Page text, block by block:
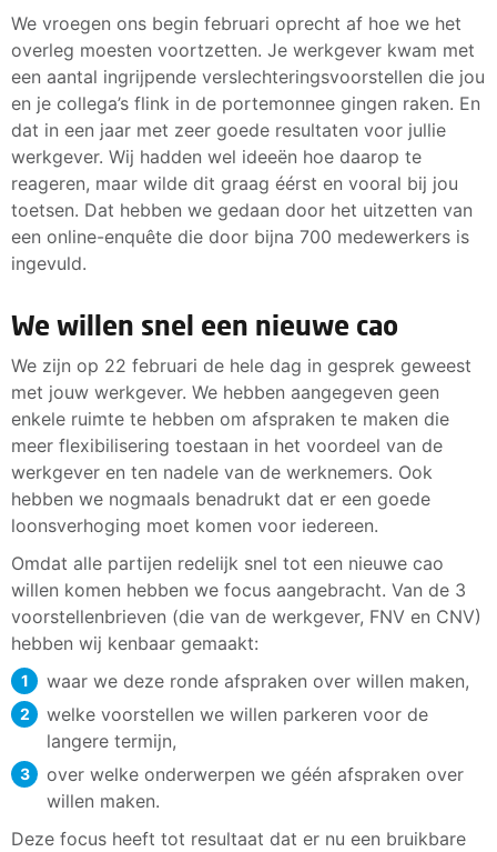
We vroegen ons begin februari oprecht af hoe we het
overleg moesten voortzetten. Je werkgever kwam met
een aantal ingrijpende verslechteringsvoorstellen die jou
en je collega’s flink in de portemonnee gingen raken. En
dat in een jaar met zeer goede resultaten voor jullie
werkgever. Wij hadden wel ideeën hoe daarop te
reageren, maar wilde dit graag éérst en vooral bij jou
toetsen. Dat hebben we gedaan door het uitzetten van
een online-enquête die door bijna 700 medewerkers is
ingevuld.
We willen snel een nieuwe cao
We zijn op 22 februari de hele dag in gesprek geweest
met jouw werkgever. We hebben aangegeven geen
enkele ruimte te hebben om afspraken te maken die
meer flexibilisering toestaan in het voordeel van de
werkgever en ten nadele van de werknemers. Ook
hebben we nogmaals benadrukt dat er een goede
loonsverhoging moet komen voor iedereen.
Omdat alle partijen redelijk snel tot een nieuwe cao
willen komen hebben we focus aangebracht. Van de 3
voorstellenbrieven (die van de werkgever, FNV en CNV)
hebben wij kenbaar gemaakt:
waar we deze ronde afspraken over willen maken,
welke voorstellen we willen parkeren voor de
langere termijn,
over welke onderwerpen we géén afspraken over
willen maken.
Deze focus heeft tot resultaat dat er nu een bruikbare